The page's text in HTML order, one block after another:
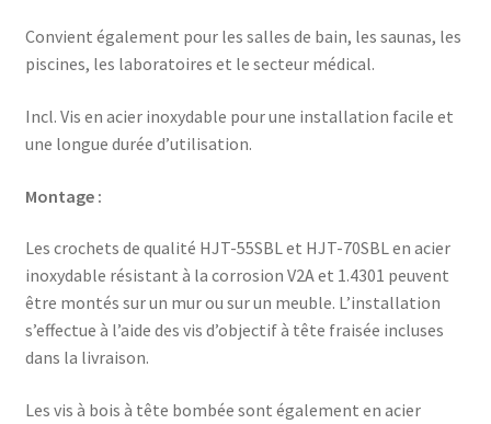
Convient également pour les salles de bain, les saunas, les
piscines, les laboratoires et le secteur médical.
Incl. Vis en acier inoxydable pour une installation facile et
une longue durée d’utilisation.
Montage :
Les crochets de qualité HJT-55SBL et HJT-70SBL en acier
inoxydable résistant à la corrosion V2A et 1.4301 peuvent
être montés sur un mur ou sur un meuble. L’installation
s’effectue à l’aide des vis d’objectif à tête fraisée incluses
dans la livraison.
Les vis à bois à tête bombée sont également en acier